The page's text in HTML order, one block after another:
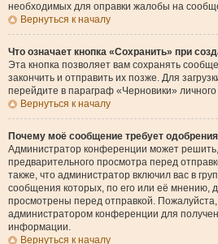
необходимых для оправки жалобы на
Вернуться к началу
Что означает кнопка «Сохранить» при
Эта кнопка позволяет вам сохранять
закончить и отправить их позже. Для
перейдите в параграф «Черновики»
Вернуться к началу
Почему моё сообщение требует
Администратор конференции может
предварительного просмотра перед
также, что администратор включил вас в
сообщения которых, по его или её мнению,
просмотрены перед отправкой. Пожалуйста,
администратором конференции для
информации.
Вернуться к началу